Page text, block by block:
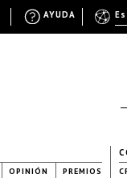
OPINIÓN PREMIOS
AYUDA